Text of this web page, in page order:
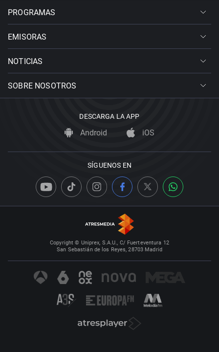
PROGRAMAS
EMISORAS
NOTICIAS
SOBRE NOSOTROS
DESCARGA LA APP
Android iOS
SÍGUENOS EN
Copyright © Uniprex, S.A.U., C/ Fuerteventura 12
San Sebastián de los Reyes, 28703 Madrid